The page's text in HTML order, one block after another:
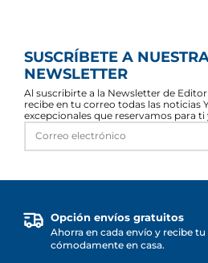
SUSCRÍBETE A
NEWSLETTER
Al suscribirte a la Newsletter de
recibe en tu correo todas las noticias
excepcionales que reservamos para ti
Opción envíos gratuitos
Ahorra en cada envío y recibe
cómodamente en casa.